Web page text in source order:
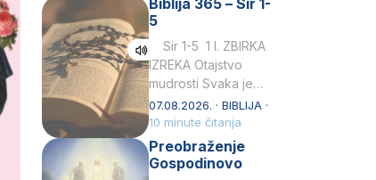
rođenjem Grk.
Obnovio je odnose s
afričkim…
Biblija 365 – Sir 1-
5
Sir 1-5 1 I. ZBIRKA
IZREKA Otajstvo
mudrosti Svaka je
mudrost od Gospoda
i s njime je dovijeka.2
Tko će…
07.08.2026. · BIBLIJA ·
10 minute čitanja
Preobraženje
Gospodinovo